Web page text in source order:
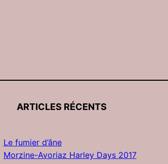
ARTICLES RÉCENTS
Le fumier d’âne
Morzine-Avoriaz Harley Days 2017